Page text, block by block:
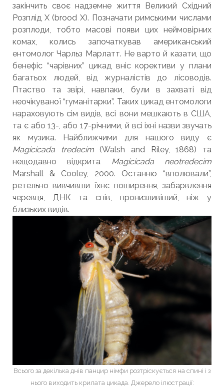
закінчить своє надземне життя Великий Східний
Розплід X (brood X). Позначати римськими числами
розплоди, тобто масові появи цих неймовірних
комах, колись започаткував американський
ентомолог Чарльз Марлатт. Не варто й казати, що
бенефіс “чарівних” цикад вніс корективи у плани
багатьох людей, від журналістів до лісоводів.
Птаство та звірі, навпаки, були в захваті від
неочікуваної “гуманітарки”. Таких цикад ентомологи
нараховують сім видів, всі вони мешкають в США,
та є або 13-, або 17-річними, й всі іхні назви звучать
як музика. Найближчими для нашого виду є
Magicicada tredecim(Walsh and Riley, 1868) та
нещодавно відкрита Magicicada neotredecim
Marshall & Cooley, 2000. Останню “вполювали”,
ретельно вивчивши їхнє поширення, забарвлення
черевця, ДНК та спів, пронизливіший, ніж у
близьких видів.
Всього за декілька днів панцир німфи розтріскується на спині і з
нього виходить крилата цикада. Джерело ілюстрації: